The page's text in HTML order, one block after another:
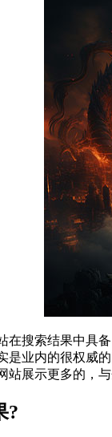
搜索结果中具
是业内的很权威
展示更多的，
?